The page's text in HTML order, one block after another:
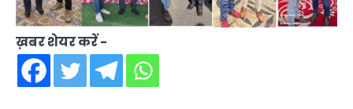
ख़बर शेयर करें -